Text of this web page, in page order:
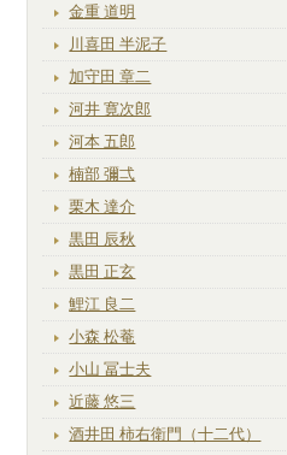
金重 道明
川喜田 半泥子
加守田 章二
河井 寛次郎
河本 五郎
楠部 彌弌
栗木 達介
黒田 辰秋
黒田 正玄
鯉江 良二
小森 松菴
小山 冨士夫
近藤 悠三
酒井田 柿右衛門（十二代）